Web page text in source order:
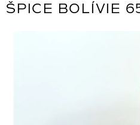
ŠPICE BOLÍVIE